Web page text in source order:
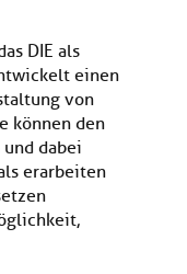
DIE als
einen
von
können den
dabei
erarbeiten